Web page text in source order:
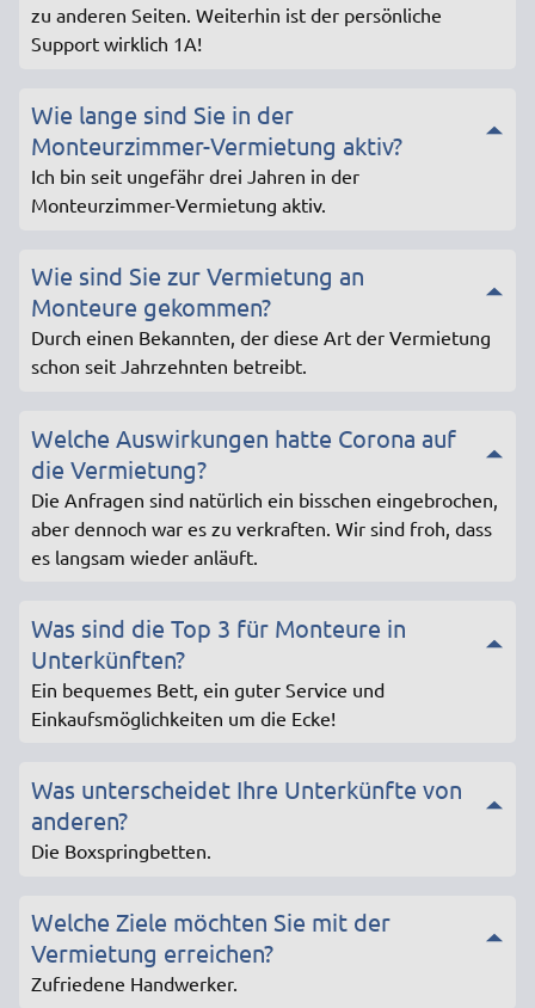
zu anderen Seiten. Weiterhin ist der persönliche
Support wirklich 1A!
Wie lange sind Sie in der
Monteurzimmer-Vermietung aktiv?
Ich bin seit ungefähr drei Jahren in der
Monteurzimmer-Vermietung aktiv.
Wie sind Sie zur Vermietung an
Monteure gekommen?
Durch einen Bekannten, der diese Art der Vermietung
schon seit Jahrzehnten betreibt.
Welche Auswirkungen hatte Corona auf
die Vermietung?
Die Anfragen sind natürlich ein bisschen eingebrochen,
aber dennoch war es zu verkraften. Wir sind froh, dass
es langsam wieder anläuft.
Was sind die Top 3 für Monteure in
Unterkünften?
Ein bequemes Bett, ein guter Service und
Einkaufsmöglichkeiten um die Ecke!
Was unterscheidet Ihre Unterkünfte von
anderen?
Die Boxspringbetten.
Welche Ziele möchten Sie mit der
Vermietung erreichen?
Zufriedene Handwerker.